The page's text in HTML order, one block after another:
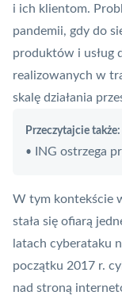
i ich klientom.
pandemii, gdy do
produktów i usług
realizowanych w
skalę działania
Przeczytajcie także:
•
ING ostrzega
W tym kontekście
stała się ofiarą
latach cyberataku
początku 2017 r.
nad stroną